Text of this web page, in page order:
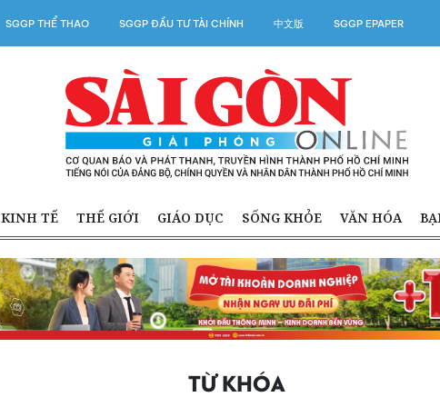
SGGP THỂ THAO SGGP ĐẦU TƯ TÀI CHÍNH 中文版 SGGP EPAPER
KINH TẾ THẾ GIỚI GIÁO DỤC SỐNG KHỎE VĂN HÓA
TỪ KHÓA